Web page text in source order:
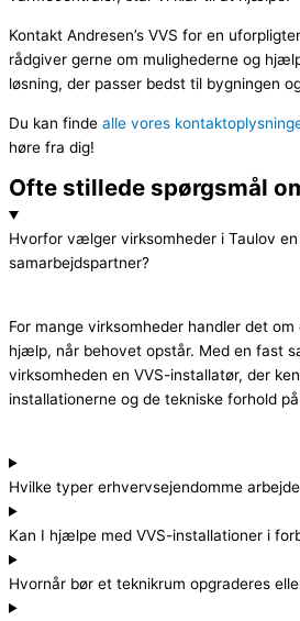
Kontakt Andresen’s VVS for en
rådgiver gerne om mulighederne og
løsning, der passer bedst til bygningen
Du kan finde alle vores
høre fra dig!
Ofte stillede spørgsmål
Hvorfor vælger virksomheder i Taulov
samarbejdspartner?
For mange virksomheder handler det
hjælp, når behovet opstår. Med en fast
virksomheden en VVS-installatør, der
installationerne og de tekniske forhold
Hvilke typer erhvervsejendomme
Kan I hjælpe med VVS-installationer i
Hvornår bør et teknikrum opgraderes